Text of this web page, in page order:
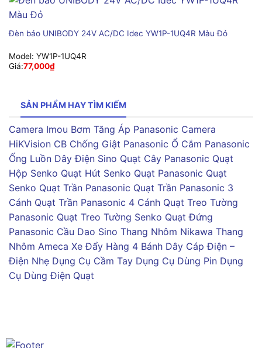
Đèn báo UNIBODY 24V AC/DC Idec YW1P-1UQ4R Màu Đỏ
Model: YW1P-1UQ4R
Giá:77,000₫
SẢN PHẨM HAY TÌM KIẾM
Camera Imou Bơm Tăng Áp Panasonic Camera
HiKVision CB Chống Giật Panasonic Ổ Cắm Panasonic
Ống Luồn Dây Điện Sino Quạt Cây Panasonic Quạt
Hộp Senko Quạt Hút Senko Quạt Panasonic Quạt
Senko Quạt Trần Panasonic Quạt Trần Panasonic 3
Cánh Quạt Trần Panasonic 4 Cánh Quạt Treo Tường
Panasonic Quạt Treo Tường Senko Quạt Đứng
Panasonic Cầu Dao Sino Thang Nhôm Nikawa Thang
Nhôm Ameca Xe Đẩy Hàng 4 Bánh Dây Cáp Điện –
Điện Nhẹ Dụng Cụ Cầm Tay Dụng Cụ Dùng Pin Dụng
Cụ Dùng Điện Quạt